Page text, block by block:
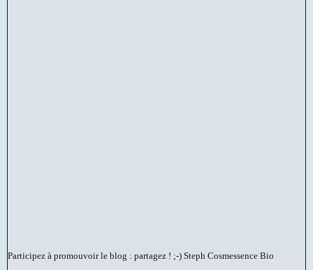
Participez à promouvoir le blog : partagez ! ;-) Steph Cosmessence Bio